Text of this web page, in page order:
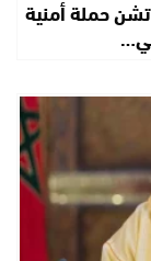
حملة أمنية